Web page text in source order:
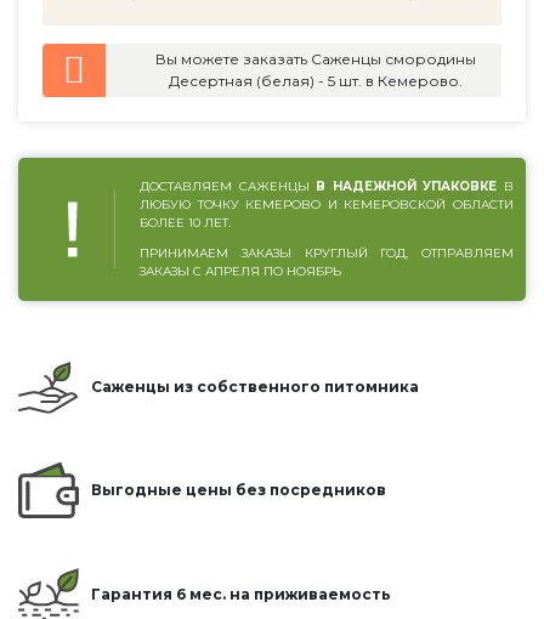
Вы можете заказать Саженцы смородины
Десертная (белая) - 5 шт. в Кемерово.
ДОСТАВЛЯЕМ САЖЕНЦЫ В НАДЕЖНОЙ УПАКОВКЕ В
ЛЮБУЮ ТОЧКУ КЕМЕРОВО И КЕМЕРОВСКОЙ ОБЛАСТИ
БОЛЕЕ 10 ЛЕТ.
ПРИНИМАЕМ ЗАКАЗЫ КРУГЛЫЙ ГОД, ОТПРАВЛЯЕМ
ЗАКАЗЫ С АПРЕЛЯ ПО НОЯБРЬ
Саженцы из собственного питомника
Выгодные цены без посредников
Гарантия 6 мес. на приживаемость